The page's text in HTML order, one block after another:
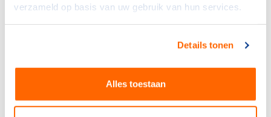
verzameld op basis van uw gebruik van hun services.
Details tonen
Alles toestaan
Bonden
Doe mee met de verkiezing:
Sportaccommodatie van het
10 november 2025
Sportdeelname